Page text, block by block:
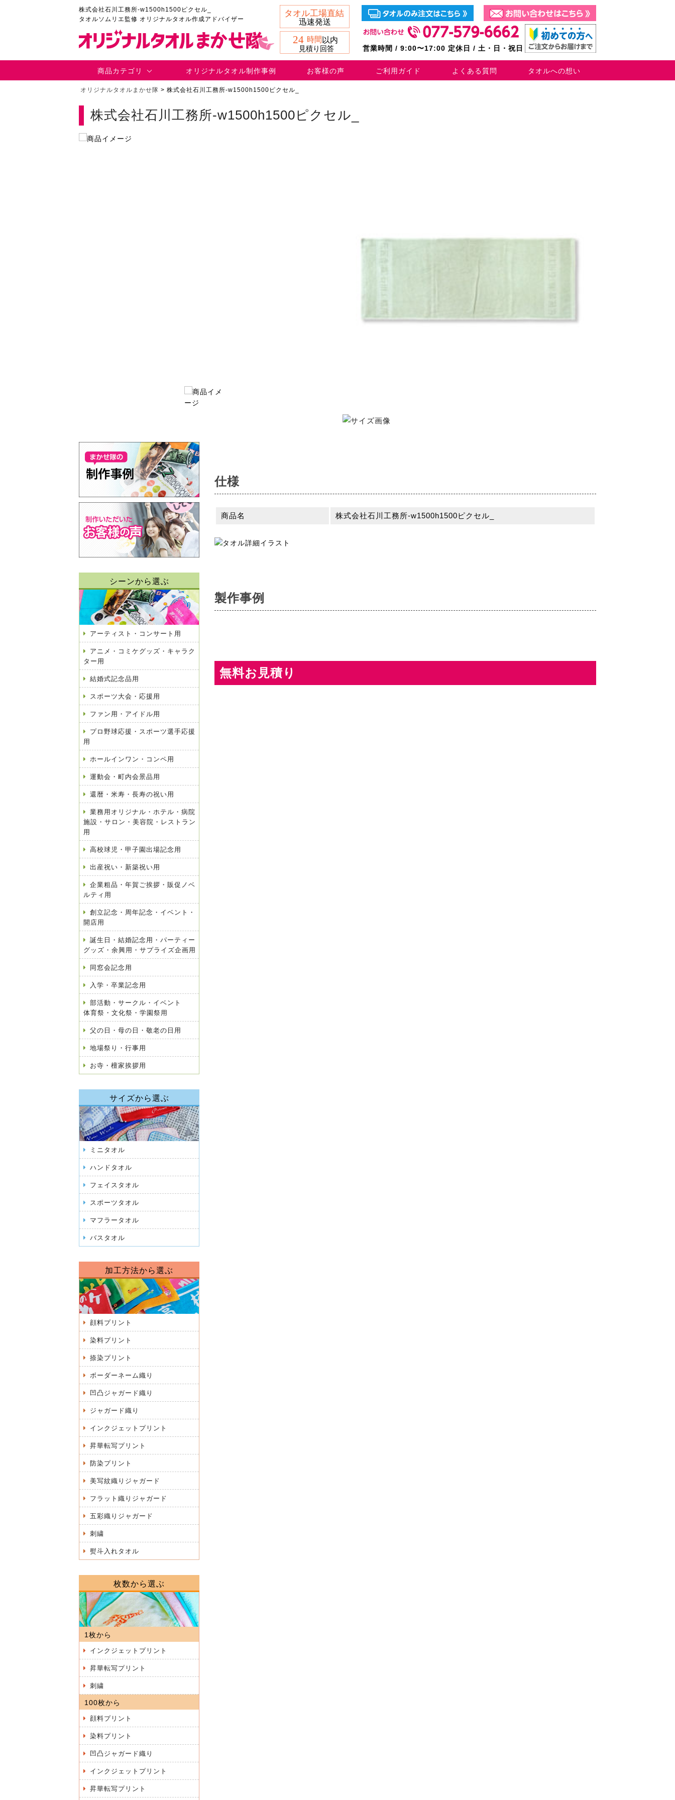
株式会社石川工務所-w1500h1500ピクセル_
タオルソムリエ監修 オリジナルタオル作成アドバイザー
営業時間 / 9:00〜17:00 定休日 / 土・日・祝日
商品カテゴリ オリジナルタオル制作事例 お客様の声 ご利用ガイド よくある質問 タオルへの想い
オリジナルタオルまかせ隊 > 株式会社石川工務所-w1500h1500ピクセル_
株式会社石川工務所-w1500h1500ピクセル_
シーンから選ぶ
アーティスト・コンサート用
アニメ・コミケグッズ・キャラク
ター用
結婚式記念品用
スポーツ大会・応援用
ファン用・アイドル用
プロ野球応援・スポーツ選手応援
用
ホールインワン・コンペ用
運動会・町内会景品用
還暦・米寿・長寿の祝い用
業務用オリジナル・ホテル・病院
施設・サロン・美容院・レストラン
用
高校球児・甲子園出場記念用
出産祝い・新築祝い用
企業粗品・年賀ご挨拶・販促ノベ
ルティ用
創立記念・周年記念・イベント・
開店用
誕生日・結婚記念用・パーティー
グッズ・余興用・サプライズ企画用
同窓会記念用
入学・卒業記念用
部活動・サークル・イベント
体育祭・文化祭・学園祭用
父の日・母の日・敬老の日用
地場祭り・行事用
お寺・檀家挨拶用
サイズから選ぶ
ミニタオル
ハンドタオル
フェイスタオル
スポーツタオル
マフラータオル
バスタオル
加工方法から選ぶ
顔料プリント
染料プリント
捺染プリント
ボーダーネーム織り
凹凸ジャガード織り
ジャガード織り
インクジェットプリント
昇華転写プリント
防染プリント
美写紋織りジャガード
フラット織りジャガード
五彩織りジャガード
刺繍
熨斗入れタオル
枚数から選ぶ
1枚から
インクジェットプリント
昇華転写プリント
刺繍
100枚から
顔料プリント
染料プリント
凹凸ジャガード織り
インクジェットプリント
昇華転写プリント
仕様
商品名 株式会社石川工務所-w1500h1500ピクセル_
製作事例
無料お見積り